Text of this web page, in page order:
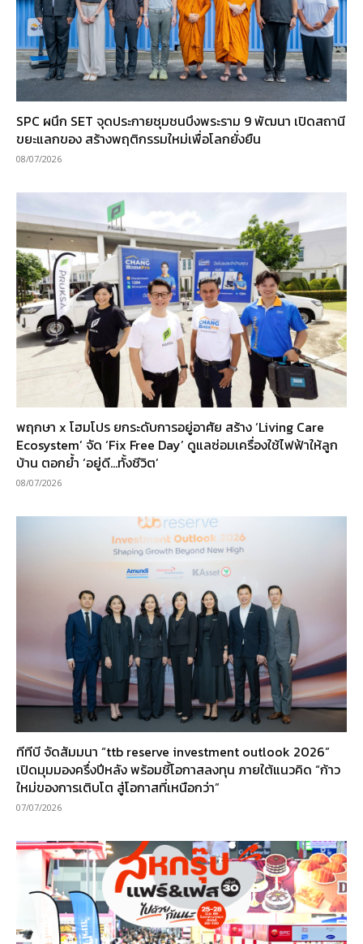
SPC ผนึก SET จุดประกายชุมชนบึงพระราม 9 พัฒนา เปิดสถานี
ขยะแลกของ สร้างพฤติกรรมใหม่เพื่อโลกยั่งยืน
08/07/2026
พฤกษา x โฮมโปร ยกระดับการอยู่อาศัย สร้าง ‘Living Care
Ecosystem’ จัด ‘Fix Free Day’ ดูแลซ่อมเครื่องใช้ไฟฟ้าให้ลูก
บ้าน ตอกย้ำ ‘อยู่ดี…ทั้งชีวิต’
08/07/2026
ทีทีบี จัดสัมมนา “ttb reserve investment outlook 2026”
เปิดมุมมองครึ่งปีหลัง พร้อมชี้โอกาสลงทุน ภายใต้แนวคิด “ก้าว
ใหม่ของการเติบโต สู่โอกาสที่เหนือกว่า”
07/07/2026